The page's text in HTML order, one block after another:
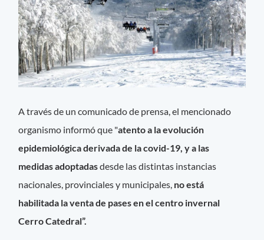
A través de un comunicado de prensa, el mencionado
organismo informó que "atento a la evolución
epidemiológica derivada de la covid-19, y a las
medidas adoptadasdesde las distintas instancias
nacionales, provinciales y municipales, no está
habilitada la venta de pases en el centro invernal
Cerro Catedral”.